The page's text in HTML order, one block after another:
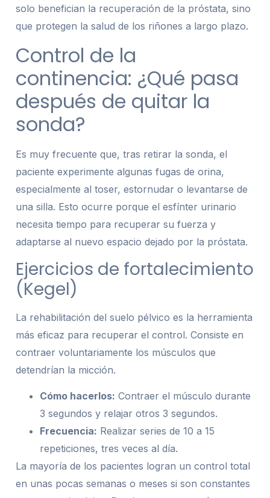
solo benefician la recuperación de la próstata, sino
que protegen la salud de los riñones a largo plazo.
Control de la
continencia: ¿Qué pasa
después de quitar la
sonda?
Es muy frecuente que, tras retirar la sonda, el
paciente experimente algunas fugas de orina,
especialmente al toser, estornudar o levantarse de
una silla. Esto ocurre porque el esfínter urinario
necesita tiempo para recuperar su fuerza y
adaptarse al nuevo espacio dejado por la próstata.
Ejercicios de fortalecimiento
(Kegel)
La rehabilitación del suelo pélvico es la herramienta
más eficaz para recuperar el control. Consiste en
contraer voluntariamente los músculos que
detendrían la micción.
Cómo hacerlos: Contraer el músculo durante
3 segundos y relajar otros 3 segundos.
Frecuencia: Realizar series de 10 a 15
repeticiones, tres veces al día.
La mayoría de los pacientes logran un control total
en unas pocas semanas o meses si son constantes